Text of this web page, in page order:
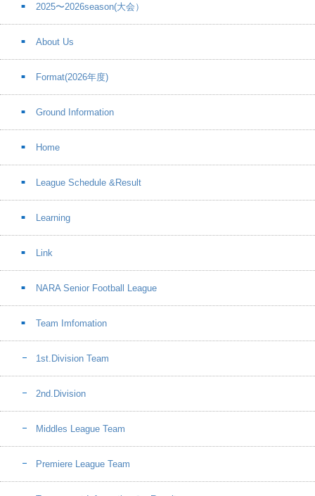
2025〜2026season(大会）
About Us
Format(2026年度)
Ground Information
Home
League Schedule &Result
Learning
Link
NARA Senior Football League
Team Imfomation
1st.Division Team
2nd.Division
Middles League Team
Premiere League Team